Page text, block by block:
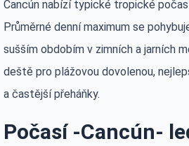
Cancún nabízí typické tropické
Průměrné denní maximum se
sušším obdobím v zimních a jarních
deště pro plážovou dovolenou,
a častější přeháňky.
Počasí -Cancún-